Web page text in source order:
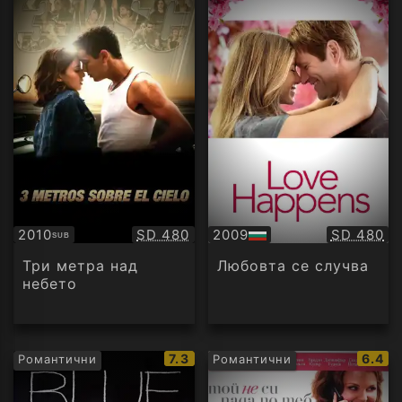
2010SUB
Субтитри Качество:
SD 480
Три метра над
небето
2009
БГ
аудио
SD 480
Любовта се случва
Романтични
IMDb
рейтинг:
7.3 Романтични
IMDb
6.4